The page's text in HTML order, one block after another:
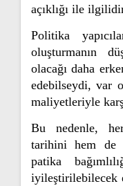
açıklığı ile
Politika
oluşturmanın
olacağı daha
edebilseydi, var
maliyetleriyle
Bu nedenle,
tarihini hem de
patika
iyileştirilebilecek